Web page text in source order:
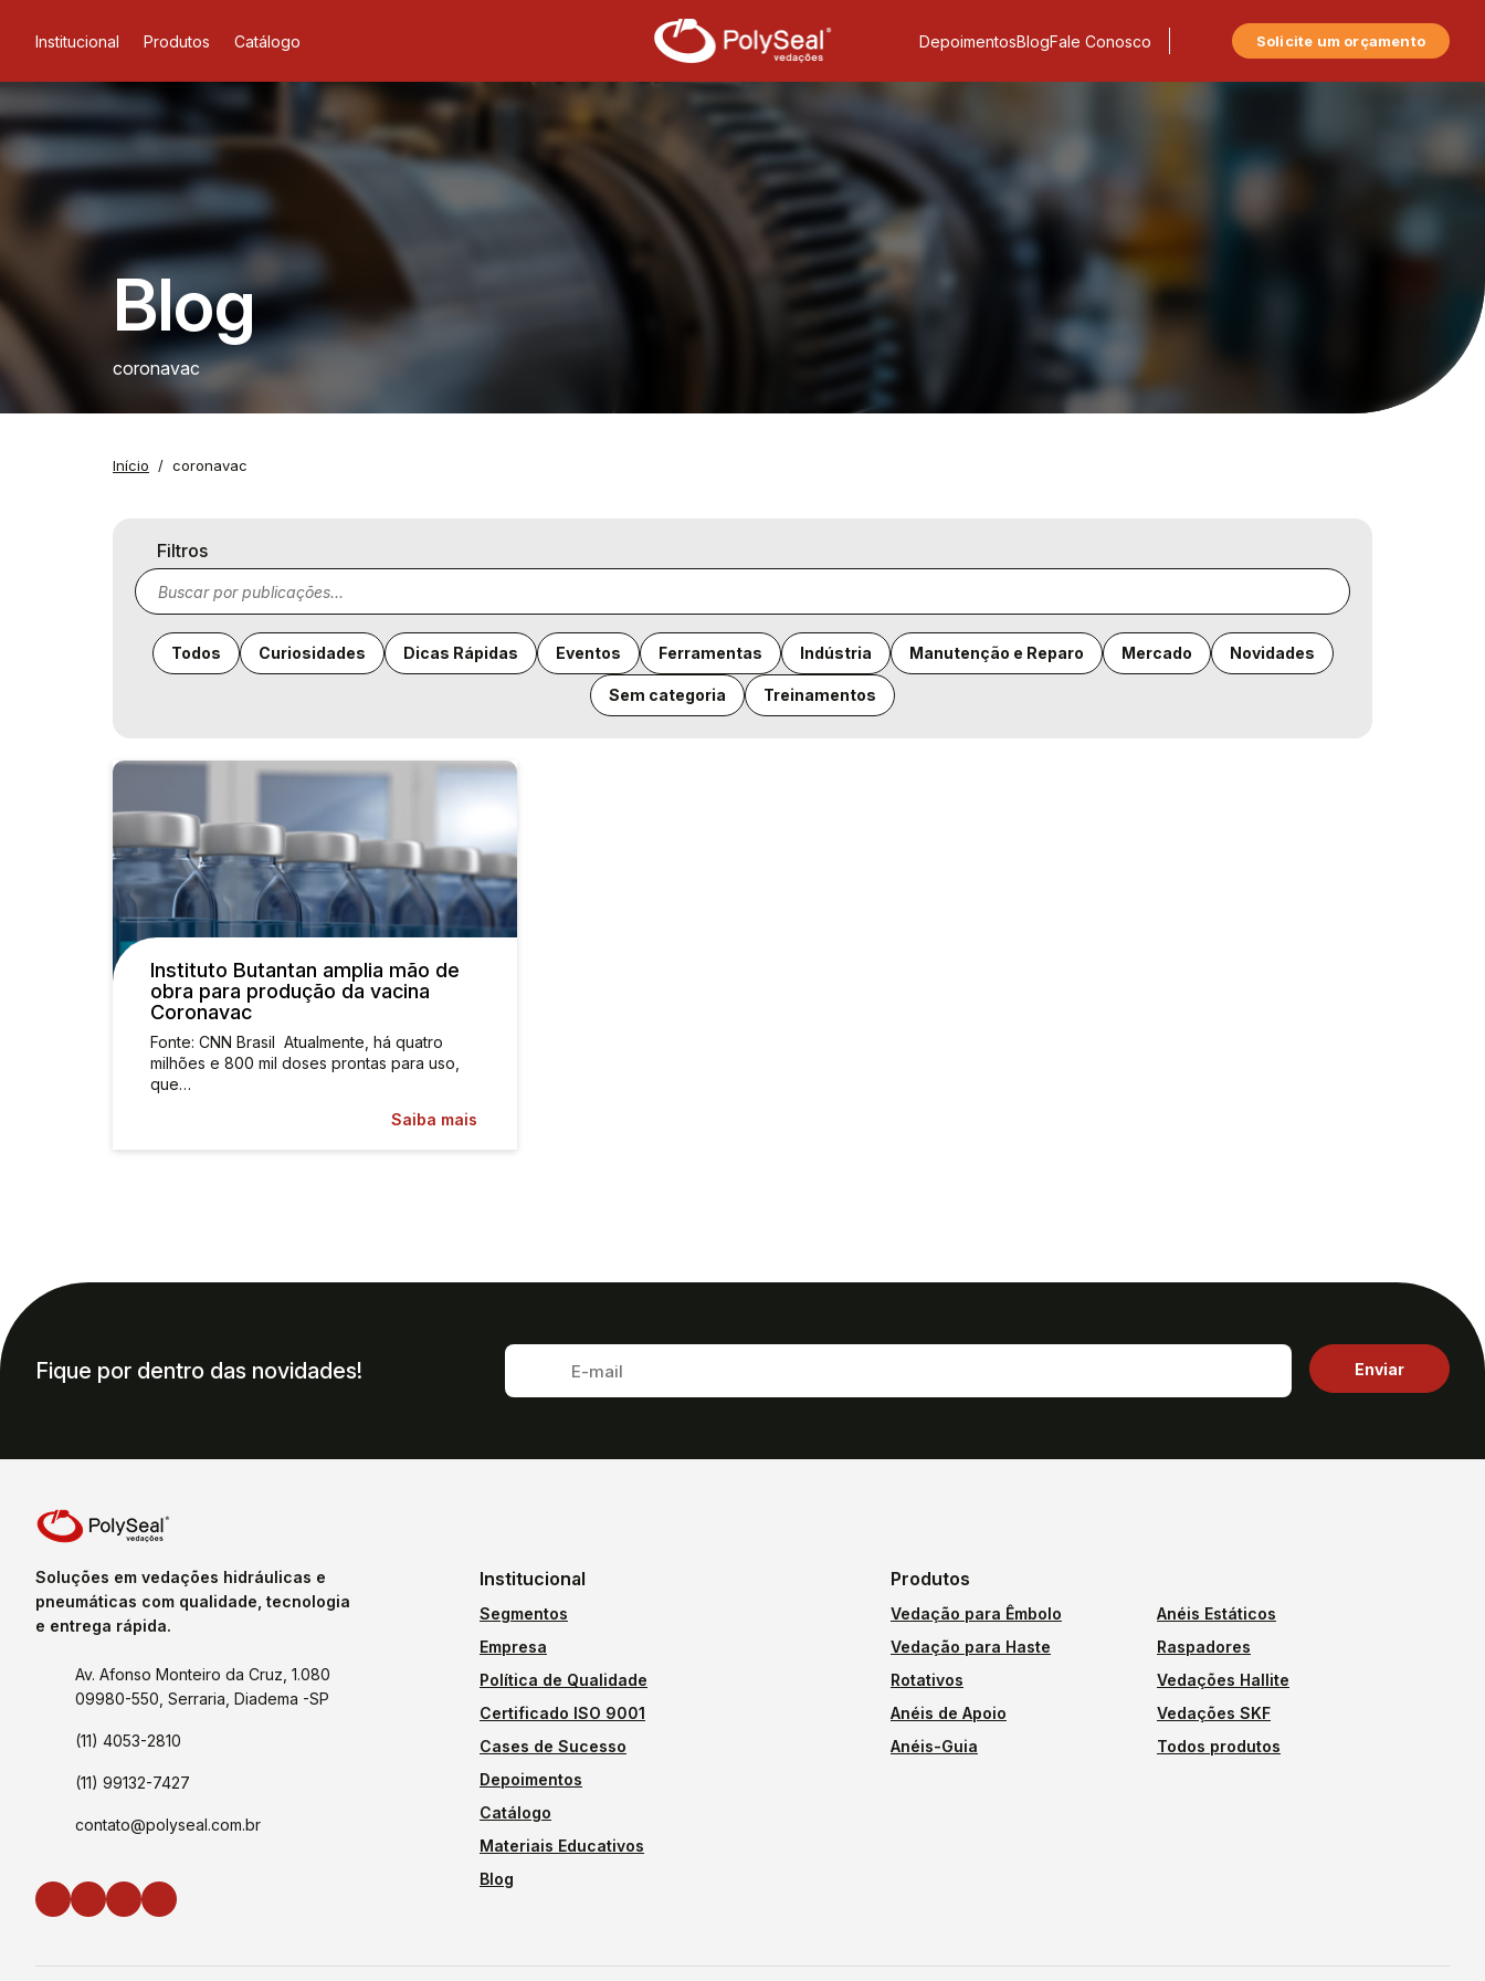
Institucional Produtos Catálogo DepoimentosBlogFale Conosco Solicite um orçamento
Blog
coronavac
Início coronavac
Filtros
Todos Curiosidades Dicas Rápidas Eventos Ferramentas Indústria Manutenção e Reparo Mercado Novidades
Sem categoria Treinamentos
Instituto Butantan amplia mão de
obra para produção da vacina
Coronavac
Fonte: CNN Brasil Atualmente, há quatro
milhões e 800 mil doses prontas para uso,
que…
Saiba mais
Fique por dentro das novidades!
Soluções em vedações hidráulicas e
pneumáticas com qualidade, tecnologia
e entrega rápida.
Av. Afonso Monteiro da Cruz, 1.080
09980-550, Serraria, Diadema -SP
(11) 4053-2810
(11) 99132-7427
contato@polyseal.com.br
Institucional
Segmentos
Empresa
Política de Qualidade
Certificado ISO 9001
Cases de Sucesso
Depoimentos
Catálogo
Materiais Educativos
Blog
Produtos
Vedação para Êmbolo
Vedação para Haste
Rotativos
Anéis de Apoio
Anéis-Guia
Anéis Estáticos
Raspadores
Vedações Hallite
Vedações SKF
Todos produtos